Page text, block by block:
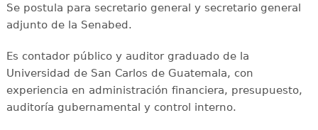
Se postula para secretario general y secretario general
adjunto de la Senabed.
Es contador público y auditor graduado de la
Universidad de San Carlos de Guatemala, con
experiencia en administración financiera, presupuesto,
auditoría gubernamental y control interno.